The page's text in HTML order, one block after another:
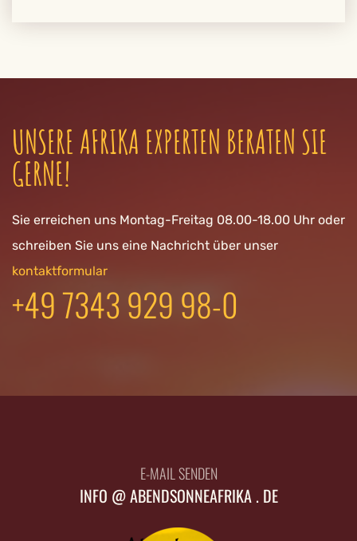
UNSERE AFRIKA EXPERTEN BERATEN SIE
GERNE!
Sie erreichen uns Montag-Freitag 08.00-18.00 Uhr oder
schreiben Sie uns eine Nachricht über unser
kontaktformular
+49 7343 929 98-0
E-MAIL SENDEN
INFO @ ABENDSONNEAFRIKA . DE